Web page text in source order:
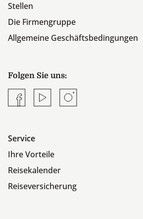
Stellen
Die Firmengruppe
Allgemeine Geschäftsbedingungen
Folgen Sie uns:
FacebookYouTubeInstagram
Service
Ihre Vorteile
Reisekalender
Reiseversicherung